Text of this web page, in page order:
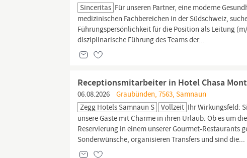
Sinceritas Für unseren Partner, eine moderne
medizinischen Fachbereichen in der Südschweiz,
Führungspersönlichkeit für die Position als Leitung
disziplinarische Führung des Teams der...
Receptionsmitarbeiter in Hotel Chasa
06.08.2026
Graubünden, 7563, Samnaun
Zegg Hotels Samnaun S
Vollzeit Ihr Wirkungsfeld:
unsere Gäste mit Charme in ihren Urlaub. Ob es um
Reservierung in einem unserer Gourmet-Restaurants
Sonderwünsche, organisieren Transfers und sind die...